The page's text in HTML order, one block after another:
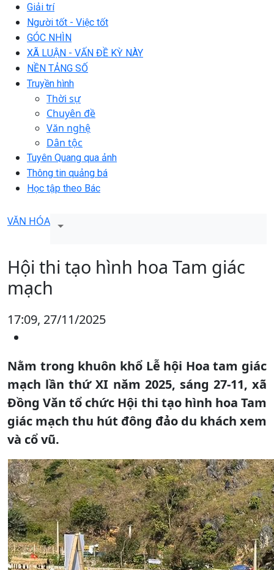
Giải trí
Người tốt - Việc tốt
GÓC NHÌN
XÃ LUẬN - VẤN ĐỀ KỲ NÀY
NỀN TẢNG SỐ
Truyền hình
Thời sự
Chuyên đề
Văn nghệ
Dân tộc
Tuyên Quang qua ảnh
Thông tin quảng bá
Học tập theo Bác
VĂN HÓA
Hội thi tạo hình hoa Tam giác
mạch
17:09, 27/11/2025
Nằm trong khuôn khổ Lễ hội Hoa tam giác
mạch lần thứ XI năm 2025, sáng 27-11, xã
Đồng Văn tổ chức Hội thi tạo hình hoa Tam
giác mạch thu hút đông đảo du khách xem
và cổ vũ.